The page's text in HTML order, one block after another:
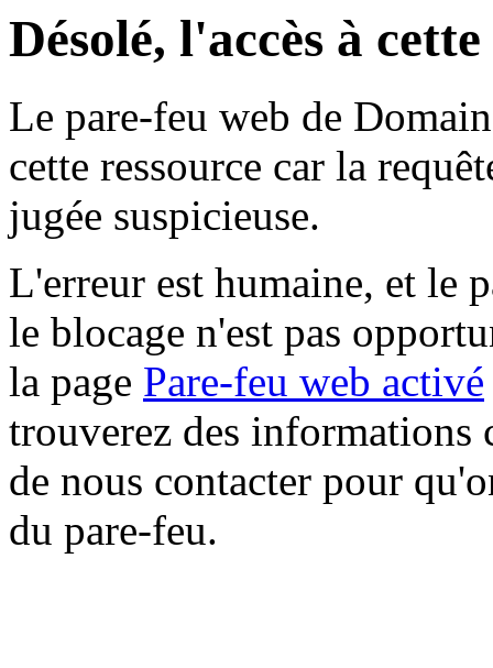
Désolé, l'accès à
Le pare-feu web de
cette ressource car la
jugée suspicieuse.
L'erreur est humaine, et le
le blocage n'est pas
la page Pare-feu web activé
trouverez des informations
de nous contacter pour
du pare-feu.